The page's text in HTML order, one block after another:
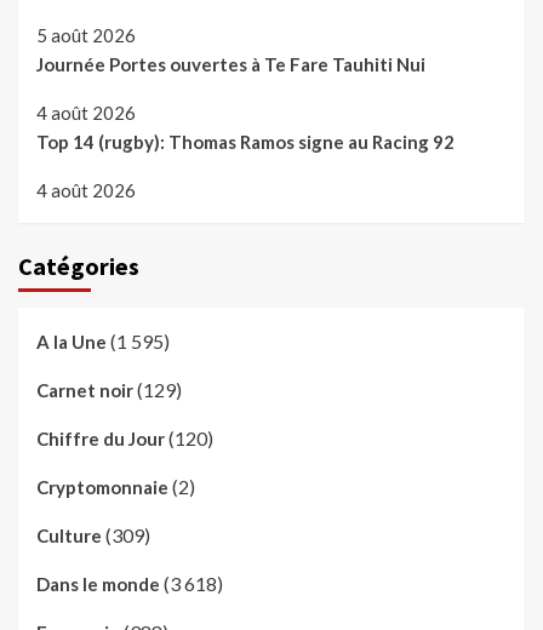
5 août 2026
Journée Portes ouvertes à Te Fare Tauhiti Nui
4 août 2026
Top 14 (rugby): Thomas Ramos signe au Racing 92
4 août 2026
Catégories
A la Une (1 595)
Carnet noir(129)
Chiffre du Jour(120)
Cryptomonnaie (2)
Culture (309)
Dans le monde (3 618)